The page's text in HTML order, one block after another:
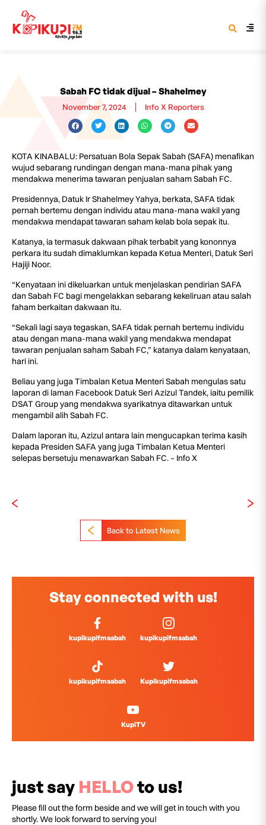
Sabah FC tidak dijual – Shahelmey
November 7, 2024 Info X Reporters
KOTA KINABALU: Persatuan Bola Sepak Sabah (SAFA) menafikan
wujud sebarang rundingan dengan mana-mana pihak yang
mendakwa menerima tawaran penjualan saham Sabah FC.
Presidennya, Datuk Ir Shahelmey Yahya, berkata, SAFA tidak
pernah bertemu dengan individu atau mana-mana wakil yang
mendakwa mendapat tawaran saham kelab bola sepak itu.
Katanya, ia termasuk dakwaan pihak terbabit yang kononnya
perkara itu sudah dimaklumkan kepada Ketua Menteri, Datuk Seri
Hajiji Noor.
“Kenyataan ini dikeluarkan untuk menjelaskan pendirian SAFA
dan Sabah FC bagi mengelakkan sebarang kekeliruan atau salah
faham berkaitan dakwaan itu.
“Sekali lagi saya tegaskan, SAFA tidak pernah bertemu individu
atau dengan mana-mana wakil yang mendakwa mendapat
tawaran penjualan saham Sabah FC,” katanya dalam kenyataan,
hari ini.
Beliau yang juga Timbalan Ketua Menteri Sabah mengulas satu
laporan di laman Facebook Datuk Seri Azizul Tandek, iaitu pemilik
DSAT Group yang mendakwa syarikatnya ditawarkan untuk
mengambil alih Sabah FC.
Dalam laporan itu, Azizul antara lain mengucapkan terima kasih
kepada Presiden SAFA yang juga Timbalan Ketua Menteri
selepas bersetuju menawarkan Sabah FC. – Info X
Back to Latest News
Stay connected with us!
kupikupifmsabah kupikupifmsabah
kupikupifmsabah Kupikupifmsabah
KupiTV
just say HELLOto us!
Please fill out the form beside and we will get in touch with you
shortly. We look forward to serving you!